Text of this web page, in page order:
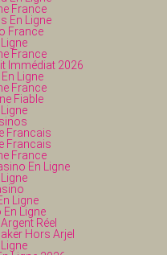
France
En Ligne
France
France
Immédiat 2026
Ligne
France
Fiable
Francais
Francais
France
En Ligne
Ligne
Ligne
Réel
Hors Arjel